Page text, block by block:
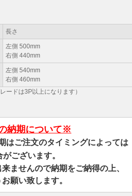
長さ
左側 500mm
右側 440mm
左側 540mm
右側 460mm
ードは3P以上になります）
納期について※
はご注文のタイミングによっては
ございます。
ませんので納期をご納得の上、
願い致します。